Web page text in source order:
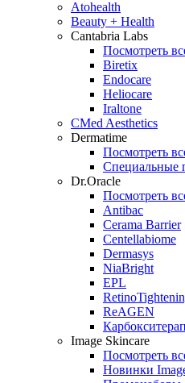
Atohealth
Beauty + Health
Cantabria Labs
Посмотреть
Biretix
Endocare
Heliocare
Iraltone
CMed Aesthetics
Dermatime
Посмотреть
Специальные
Dr.Oracle
Посмотреть
Antibac
Cerama Barrier
Centellabiome
Dermasys
NiaBright
EPL
ReAGEN
Image Skincare
Посмотреть
Новинки